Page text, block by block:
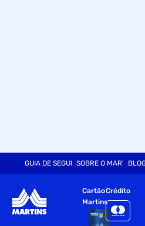
GUIA DE SEGURANÇASOBRE O MARTINS
Cartão
Martins
Crédito